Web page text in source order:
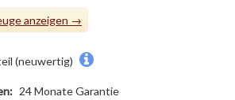
(neuwertig)
24 Monate Garantie